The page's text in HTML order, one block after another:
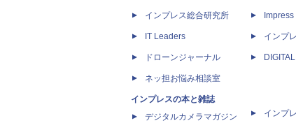
インプレス総合研究所
IT Leaders
ドローンジャーナル
ネッ担お悩み相談室
インプレスの本と雑誌
デジタルカメラマガジン
インプ
インプ